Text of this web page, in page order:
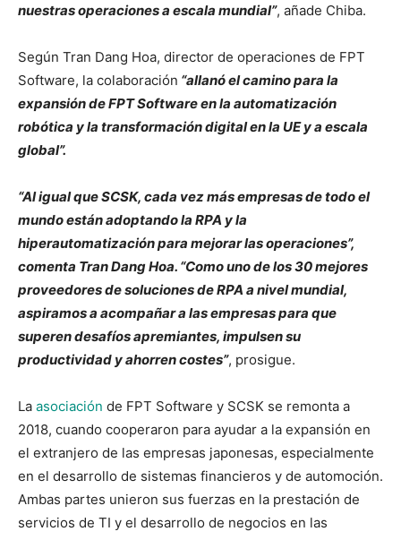
nuestras operaciones a escala mundial”, añade Chiba.
Según Tran Dang Hoa, director de operaciones de FPT
Software, la colaboración “allanó el camino para la
expansión de FPT Software en la automatización
robótica y la transformación digital en la UE y a escala
global”.
“Al igual que SCSK, cada vez más empresas de todo el
mundo están adoptando la RPA y la
hiperautomatización para mejorar las operaciones”,
comenta Tran Dang Hoa. “Como uno de los 30 mejores
proveedores de soluciones de RPA a nivel mundial,
aspiramos a acompañar a las empresas para que
superen desafíos apremiantes, impulsen su
productividad y ahorren costes”, prosigue.
La asociación de FPT Software y SCSK se remonta a
2018, cuando cooperaron para ayudar a la expansión en
el extranjero de las empresas japonesas, especialmente
en el desarrollo de sistemas financieros y de automoción.
Ambas partes unieron sus fuerzas en la prestación de
servicios de TI y el desarrollo de negocios en las